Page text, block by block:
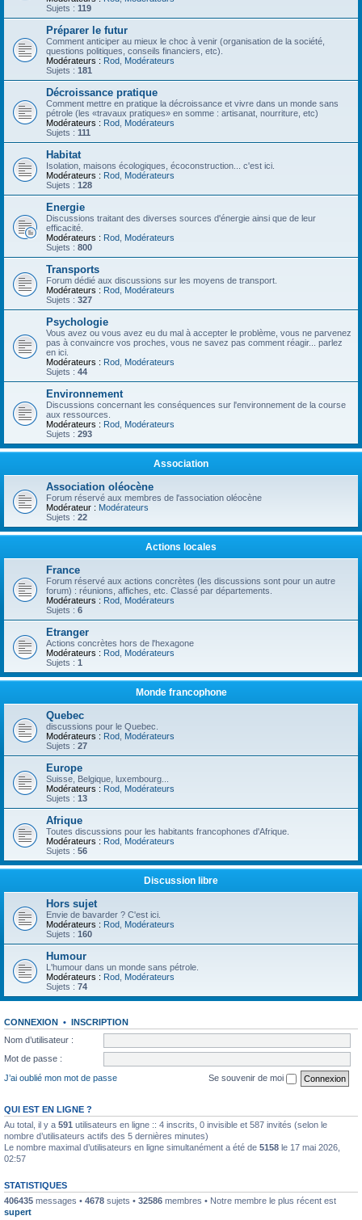
Sujets : 119
Préparer le futur
Comment anticiper au mieux le choc à venir (organisation de la société,
questions politiques, conseils financiers, etc).
Modérateurs : Rod Modérateurs
Sujets : 181
Décroissance pratique
Comment mettre en pratique la décroissance et vivre dans un monde sans
pétrole (les «travaux pratiques» en somme : artisanat, nourriture, etc)
Modérateurs : Rod Modérateurs
Sujets : 111
Habitat
Isolation, maisons écologiques, écoconstruction... c'est ici.
Modérateurs : Rod Modérateurs
Sujets : 128
Energie
Discussions traitant des diverses sources d'énergie ainsi que de leur
efficacité.
Modérateurs : Rod Modérateurs
Sujets : 800
Transports
Forum dédié aux discussions sur les moyens de transport.
Modérateurs : Rod Modérateurs
Sujets : 327
Psychologie
Vous avez ou vous avez eu du mal à accepter le problème, vous ne parvenez
pas à convaincre vos proches, vous ne savez pas comment réagir... parlez
en ici.
Modérateurs : Rod Modérateurs
Sujets : 44
Environnement
Discussions concernant les conséquences sur l'environnement de la course
aux ressources.
Modérateurs : Rod Modérateurs
Sujets : 293
Association
Association oléocène
Forum réservé aux membres de l'association oléocène
Modérateur : Modérateurs
Sujets : 22
Actions locales
France
Forum réservé aux actions concrètes (les discussions sont pour un autre
forum) : réunions, affiches, etc. Classé par départements.
Modérateurs : Rod Modérateurs
Sujets : 6
Etranger
Actions concrètes hors de l'hexagone
Modérateurs : Rod Modérateurs
Sujets : 1
Monde francophone
Quebec
discussions pour le Quebec.
Modérateurs : Rod Modérateurs
Sujets : 27
Europe
Suisse, Belgique, luxembourg...
Modérateurs : Rod Modérateurs
Sujets : 13
Afrique
Toutes discussions pour les habitants francophones d'Afrique.
Modérateurs : Rod Modérateurs
Sujets : 56
Discussion libre
Hors sujet
Envie de bavarder ? C'est ici.
Modérateurs : Rod Modérateurs
Sujets : 160
Humour
L'humour dans un monde sans pétrole.
Modérateurs : Rod Modérateurs
Sujets : 74
CONNEXION • INSCRIPTION
Nom d’utilisateur :
Mot de passe :
J’ai oublié mon mot de passe
Se souvenir de moi
QUI EST EN LIGNE ?
Au total, il y a 591 utilisateurs en ligne :: 4 inscrits, 0 invisible et 587 invités (selon le
nombre d’utilisateurs actifs des 5 dernières minutes)
Le nombre maximal d’utilisateurs en ligne simultanément a été de 5158 le 17 mai 2026,
02:57
STATISTIQUES
406435 messages • 4678 sujets • 32586 membres • Notre membre le plus récent est
supert